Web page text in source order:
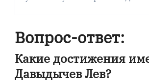
Вопрос-ответ:
Какие достижения
Давыдычев Лев?